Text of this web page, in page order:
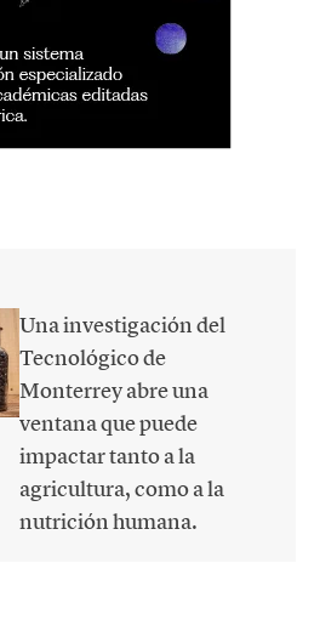
Una investigación del
Tecnológico de
Monterrey abre una
ventana que puede
impactar tanto a la
agricultura, como a la
nutrición humana.